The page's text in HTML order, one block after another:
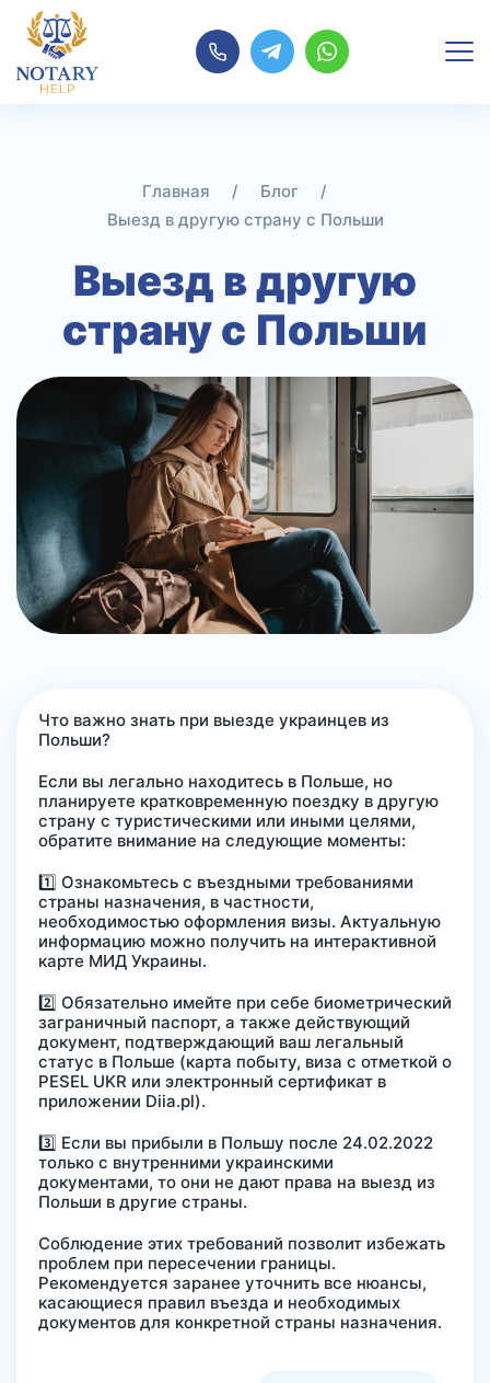
Перейти
содержимому
Главная / Блог
/
Выезд в другую страну с Польши
Выезд в другую
страну с Польши
Что важно знать при выезде украинцев из
Польши?
Если вы легально находитесь в Польше, но
планируете кратковременную поездку в другую
страну с туристическими или иными целями,
обратите внимание на следующие моменты:
1️⃣ Ознакомьтесь с въездными требованиями
страны назначения, в частности,
необходимостью оформления визы. Актуальную
информацию можно получить на интерактивной
карте МИД Украины.
2️⃣ Обязательно имейте при себе биометрический
заграничный паспорт, а также действующий
документ, подтверждающий ваш легальный
статус в Польше (карта побыту, виза с отметкой о
PESEL UKR или электронный сертификат в
приложении Diia.pl).
3️⃣ Если вы прибыли в Польшу после 24.02.2022
только с внутренними украинскими
документами, то они не дают права на выезд из
Польши в другие страны.
Соблюдение этих требований позволит избежать
проблем при пересечении границы.
Рекомендуется заранее уточнить все нюансы,
касающиеся правил въезда и необходимых
документов для конкретной страны назначения.